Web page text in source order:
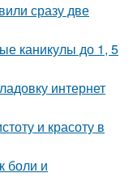
сразу две
каникулы до 1, 5
интернет
и красоту в
боли и